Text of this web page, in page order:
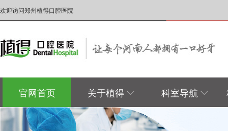
欢迎访问郑州植得口腔医院
官网首页 关于植得 科室导航